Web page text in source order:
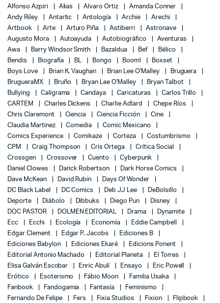
Alfonso Azpiri
Alias Alvaro Ortiz
Amanda Conner
Andy Riley
Antartic Antología Archie
Arechi
Artbook
Arte Arturo Piña Astiberri
Astronave
Augusto Mora
Autoayuda Autobiográfico
Aventuras
Awa
Barry Windsor Smith Bazaldua Bef
Bélico
Bendis
Biografía BL Bongo Boom!
Boxset
Boys Love
Brian K. Vaughan Brian Lee O'Malley
Bruguera
BrugueraMX
Bruño Bryan Lee O'Malley
Bryan Talbot
Bullying
Caligrama Candaya Caricaturas
Carlos Trillo
CARTEM
Charles Dickens Charlie Adlard
Chepe Ríos
Chris Claremont
Ciencia Ciencia Ficción
Cine
Claudia Martinez
Comedia
Comic Mexicano
Comics Experience
Comikaze Corteza
Costumbrismo
CPM
Craig Thompson Cris Ortega
Crítica Social
Crossgen
Crossover Cuento
Cyberpunk
Daniel Clowes
Darick Robertson
Dark Horse Comics
Dave McKean
David Rubin
Days Of Wonder
DC Black Label
DC Comics Deb JJ Lee
DeBolsillo
Deporte
Diábolo Dibbuks Diego Pun
Disney
DOC PASTOR
DOLMEN EDITORIAL Drama
Dynamite
Ecc
Ecchi Ecología Economía
Eddie Campbell
Edgar Clement
Edgar P. Jacobs
Ediciones B
Ediciones Babylon
Ediciones Ekaré
Edicions Ponent
Editorial Antonio Machado
Editorial Planeta
El Torres
Elisa Galván Escobar
Enric Abulí Ensayo
Eric Powell
Erótico
Esoterismo Fábio Moon
Familia Usaka
Fanbook
Fandogamia Fantasía
Feminismo
Fernando De Felipe
Fers Fixia Studios Fixion
Flipbook